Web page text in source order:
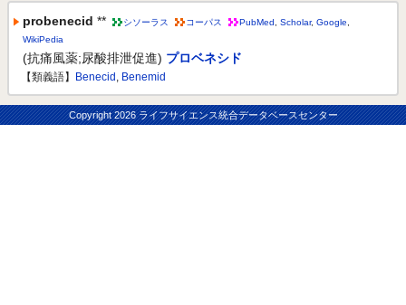
probenecid ** シソーラス コーパス PubMed Scholar, Google
WikiPedia
(抗痛風薬;尿酸排泄促進) プロベネシド
【類義語】 Benecid , Benemid
Copyright2026 ライフサイエンス統合データベースセンター